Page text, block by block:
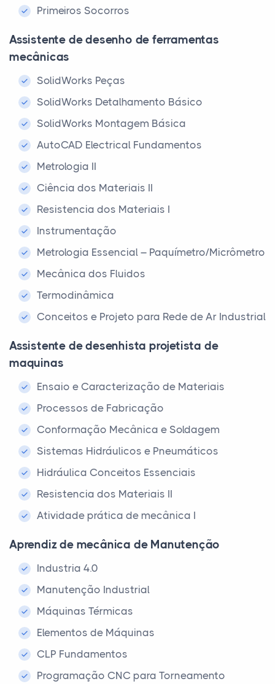
Primeiros Socorros
Assistente de desenho de ferramentas
mecânicas
SolidWorks Peças
SolidWorks Detalhamento Básico
SolidWorks Montagem Básica
AutoCAD Electrical Fundamentos
Metrologia II
Ciência dos Materiais II
Resistencia dos Materiais I
Instrumentação
Metrologia Essencial – Paquímetro/Micrômetro
Mecânica dos Fluidos
Termodinâmica
Conceitos e Projeto para Rede de Ar Industrial
Assistente de desenhista projetista de
maquinas
Ensaio e Caracterização de Materiais
Processos de Fabricação
Conformação Mecânica e Soldagem
Sistemas Hidráulicos e Pneumáticos
Hidráulica Conceitos Essenciais
Resistencia dos Materiais II
Atividade prática de mecânica I
Aprendiz de mecânica de Manutenção
Industria 4.0
Manutenção Industrial
Máquinas Térmicas
Elementos de Máquinas
CLP Fundamentos
Programação CNC para Torneamento